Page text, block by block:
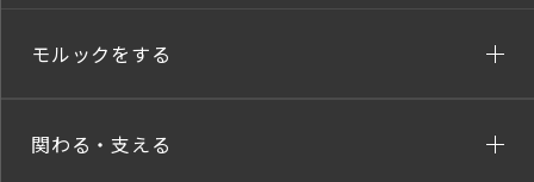
モルックをする
関わる・支える